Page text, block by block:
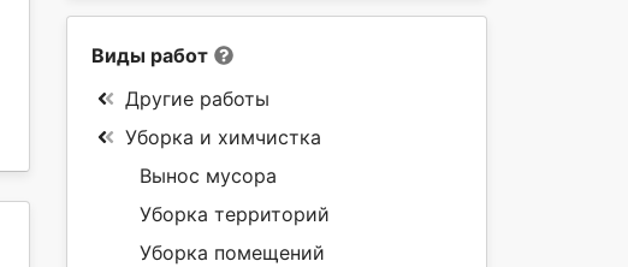
Виды работ
Другие работы
Уборка и химчистка
Вынос мусора
Уборка территорий
Уборка помещений